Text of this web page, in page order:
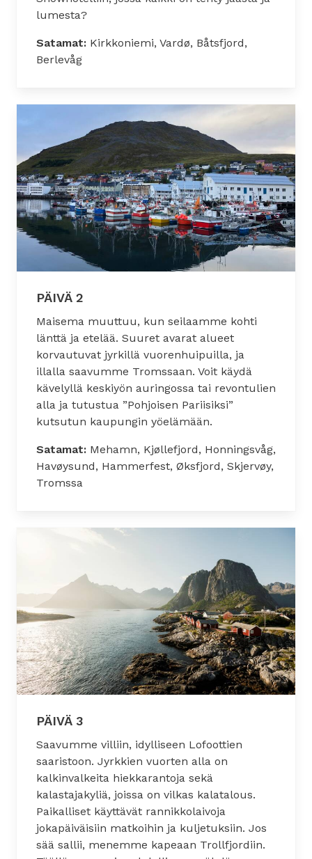
lumesta?
Satamat: Kirkkoniemi, Vardø, Båtsfjord,
Berlevåg
PÄIVÄ 2
Maisema muuttuu, kun seilaamme kohti
länttä ja etelää. Suuret avarat alueet
korvautuvat jyrkillä vuorenhuipuilla, ja
illalla saavumme Tromssaan. Voit käydä
kävelyllä keskiyön auringossa tai revontulien
alla ja tutustua ”Pohjoisen Pariisiksi”
kutsutun kaupungin yöelämään.
Satamat: Mehamn, Kjøllefjord, Honningsvåg,
Havøysund, Hammerfest, Øksfjord, Skjervøy,
Tromssa
PÄIVÄ 3
Saavumme villiin, idylliseen Lofoottien
saaristoon. Jyrkkien vuorten alla on
kalkinvalkeita hiekkarantoja sekä
kalastajakyliä, joissa on vilkas kalatalous.
Paikalliset käyttävät rannikkolaivoja
jokapäiväisiin matkoihin ja kuljetuksiin. Jos
sää sallii, menemme kapeaan Trollfjordiin.